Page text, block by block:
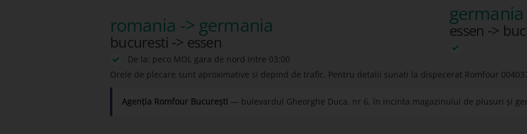
romania -> germania
bucuresti -> essen
De la: peco MOL gara de nord intre 03:00
essen ->
Orele de plecare sunt aproximative si depind de trafic. Pentru detalii sunati la dispecerat Romfour
Agenția Romfour București — bulevardul Gheorghe Duca, nr 6, în incinta magazinului de plusuri și